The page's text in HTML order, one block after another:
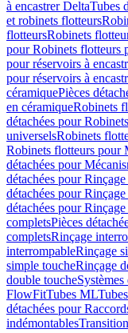
à encastrer DeltaTubes
et robinets flotteurs
flotteursRobinets
pour Robinets flotteurs
pour réservoirs à
pour réservoirs à
céramiquePièces
en céramiqueRobinets
détachées pour
universelsRobinets
Robinets flotteurs pour
détachées pour
détachées pour
détachées pour
détachées pour
completsPièces
completsRinçage
interrompableRinçage
simple toucheRinçage
double touche
FlowFitTubes ML
détachées pour
indémontables